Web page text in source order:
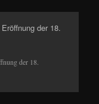
der 18.